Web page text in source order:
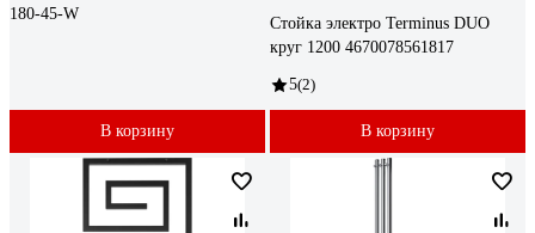
180-45-W
В корзину
Стойка электро Terminus DUO
круг 1200 4670078561817
5(2)
В корзину